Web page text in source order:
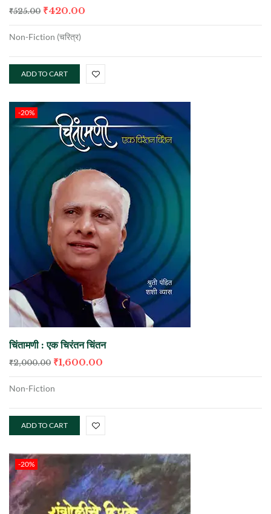
₹525.00 ₹420.00
Non-Fiction (चरित्र)
ADD TO CART
-20%
चिंतामणी : एक चिरंतन चिंतन
₹2,000.00 ₹1,600.00
Non-Fiction
ADD TO CART
-20%